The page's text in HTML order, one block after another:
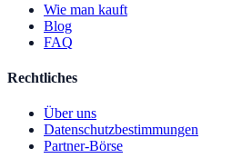
Wie man kauft
Blog
FAQ
Rechtliches
Über uns
Datenschutzbestimmungen
Partner-Börse